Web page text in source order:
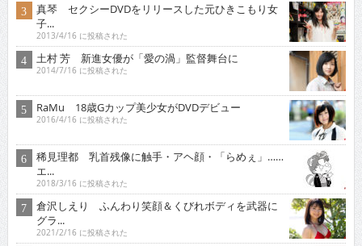
真琴 セクシーDVDをリリースした元ひきこもり女
子...
2013/4/16 に投稿された
土村 芳 新進女優が「愛の渦」監督舞台に
2014/7/16 に投稿された
RaMu 18歳Gカップ美少女がDVDデビュー
2016/4/16 に投稿された
稀見理都 乳首残像に触手・アヘ顔・「らめぇ」……
エ...
2018/3/16 に投稿された
倉沢しえり ふんわり笑顔＆くびれボディを武器に
グラ...
2021/2/16 に投稿された